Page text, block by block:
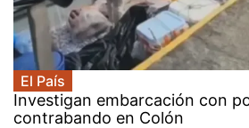
El País
Investigan embarcación con
contrabando en Colón